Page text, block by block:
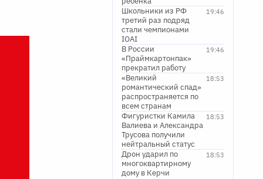
19:46
Школьники из РФ
третий раз подряд
стали чемпионами
IOAI
19:46
В России
«Праймкартонпак»
прекратил работу
18:53
«Великий
романтический спад»
распространяется по
всем странам
18:53
Фигуристки Камила
Валиева и Александра
Трусова получили
нейтральный статус
18:53
Дрон ударил по
многоквартирному
дому в Керчи